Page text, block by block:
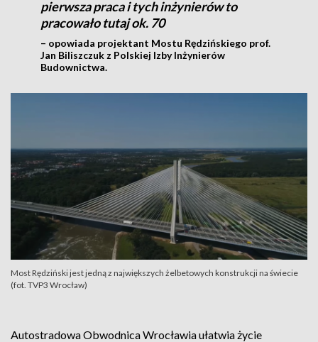
pierwsza praca i tych inżynierów to
pracowało tutaj ok. 70
– opowiada projektant Mostu Rędzińskiego prof.
Jan Biliszczuk z Polskiej Izby Inżynierów
Budownictwa.
Most Rędziński jest jedną z największych żelbetowych konstrukcji na świecie
(fot. TVP3 Wrocław)
Autostradowa Obwodnica Wrocławia ułatwia życie